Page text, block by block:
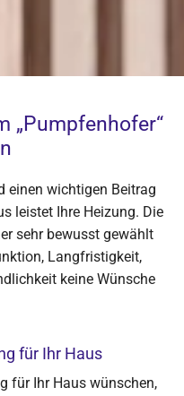
„Pumpfenhofer“
einen wichtigen Beitrag
leistet Ihre Heizung. Die
sehr bewusst gewählt
Langfristigkeit,
keine Wünsche
für Ihr Haus
für Ihr Haus wünschen,